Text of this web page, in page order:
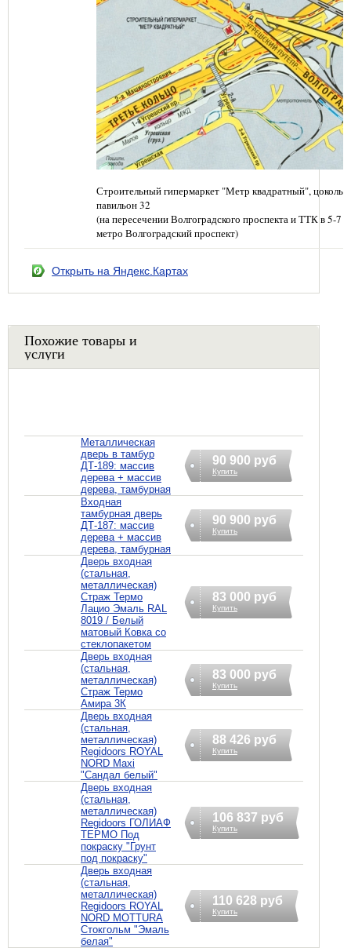
Строительный гипермаркет "Метр квадратный",
павильон 32
(на пересечении Волгоградского проспекта и ТТК в 5-7
метро Волгоградский проспект)
Открыть на Яндекс.Картах
Похожие товары и
услуги
Металлическая
дверь в тамбур
ДТ-189: массив
дерева + массив
дерева, тамбурная
90 900 руб
Купить
Входная
тамбурная дверь
ДТ-187: массив
дерева + массив
дерева, тамбурная
90 900 руб
Купить
Дверь входная
(стальная,
металлическая)
Страж Термо
Лацио Эмаль RAL
8019 / Белый
матовый Ковка со
стеклопакетом
83 000 руб
Купить
Дверь входная
(стальная,
металлическая)
Страж Термо
Амира 3К
83 000 руб
Купить
Дверь входная
(стальная,
металлическая)
Regidoors ROYAL
NORD Maxi
"Сандал белый"
88 426 руб
Купить
Дверь входная
(стальная,
металлическая)
Regidoors ГОЛИАФ
ТЕРМО Под
покраску "Грунт
под покраску"
106 837 руб
Купить
Дверь входная
(стальная,
металлическая)
Regidoors ROYAL
NORD MOTTURA
Стокгольм "Эмаль
белая"
110 628 руб
Купить